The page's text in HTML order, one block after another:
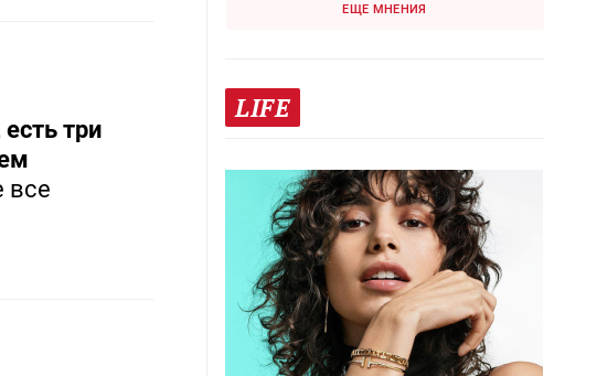
три
все
ЕЩЕ МНЕНИЯ
LIFE